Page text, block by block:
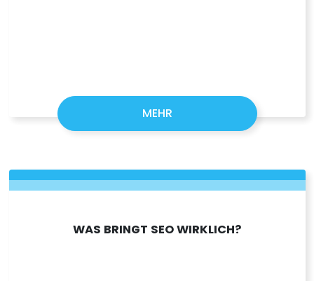
MEHR
WAS BRINGT SEO WIRKLICH?